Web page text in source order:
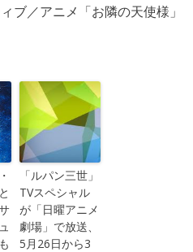
ブ／アニメ「お隣の天使様」
「ルパン三世」
TVスペシャル
が「日曜アニメ
劇場」で放送、
5月26日から3